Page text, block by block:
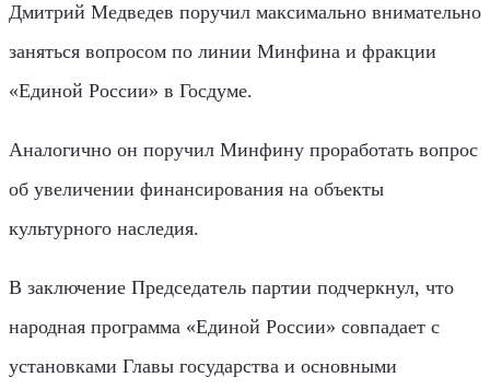
Дмитрий Медведев поручил максимально внимательно
заняться вопросом по линии Минфина и фракции
«Единой России» в Госдуме.
Аналогично он поручил Минфину проработать вопрос
об увеличении финансирования на объекты
культурного наследия.
В заключение Председатель партии подчеркнул, что
народная программа «Единой России» совпадает с
установками Главы государства и основными